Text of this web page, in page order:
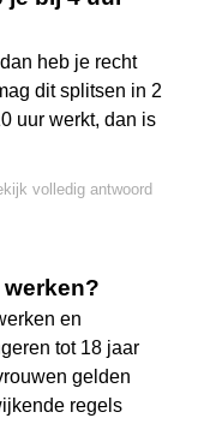
heb je recht
dit splitsen in 2
uur werkt, dan is
volledig antwoord
en
tot 18 jaar
gelden
regels